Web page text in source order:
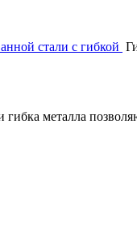
стали с гибкой
гибка металла